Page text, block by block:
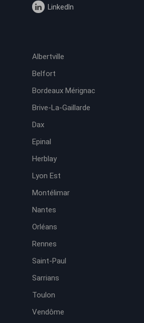
LinkedIn
Albertville
Belfort
Bordeaux Mérignac
Brive-La-Gaillarde
Dax
Epinal
Herblay
Lyon Est
Montélimar
Nantes
Orléans
Rennes
Saint-Paul
Sarrians
Toulon
Vendôme